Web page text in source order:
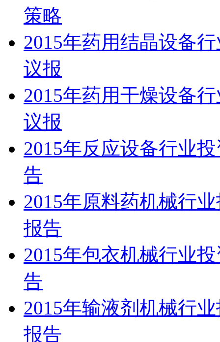
策略
2015年药用结晶设备
议报
2015年药用干燥设备
议报
2015年反应设备行业
告
2015年原料药机械行
报告
2015年包衣机械行业
告
2015年输液剂机械行
报告